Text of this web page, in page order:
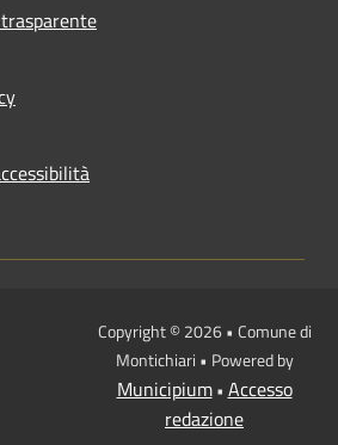
Copyright © 2026 • Comune di
Montichiari • Powered by
Municipium• Accesso
redazione